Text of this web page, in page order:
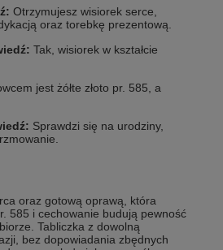
Otrzymujesz wisiorek serce,
oraz torebkę prezentową.
Tak, wisiorek w kształcie
jest żółte złoto pr. 585, a
Sprawdzi się na urodziny,
oraz gotową oprawą, która
585 i cechowanie budują pewność
Tabliczka z dowolną
bez dopowiadania zbędnych